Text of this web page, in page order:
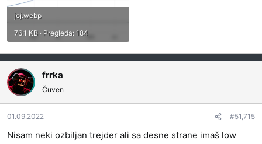
joj.webp
76.1 KB · Pregleda: 184
frrka
Čuven
01.09.2022 #51,715
Nisam neki ozbiljan trejder ali sa desne strane imaš low